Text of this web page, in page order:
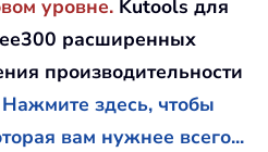
уровне. Kutools для
расширенных
производительности
Нажмите здесь, чтобы
вам нужнее всего...